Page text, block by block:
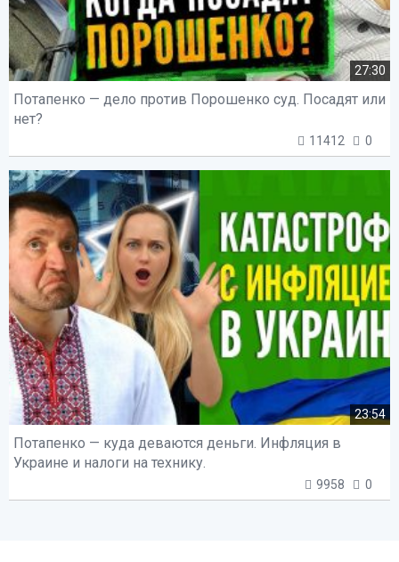
27:30
Потапенко — дело против Порошенко суд. Посадят или
нет?
11412 0
23:54
Потапенко — куда деваются деньги. Инфляция в
Украине и налоги на технику.
9958 0